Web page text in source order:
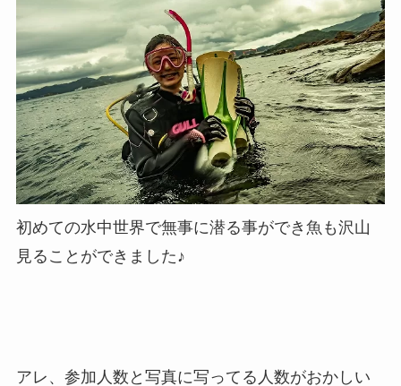
初めての水中世界で無事に潜る事ができ魚も沢山
見ることができました♪
アレ、参加人数と写真に写ってる人数がおかしい